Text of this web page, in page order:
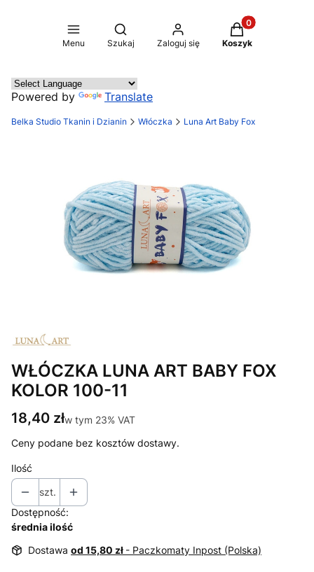
Menu
Otwórz wyszukiwarkę
Szukaj Zaloguj się
Produkty w
Koszyk
Powered by Translate
Belka Studio Tkanin i Dzianin Włóczka Luna Art Baby Fox
WŁÓCZKA LUNA ART BABY FOX
KOLOR 100-11
Cena
18,40 złw tym 23% VAT
w tym 23% VAT
Ceny podane bez kosztów dostawy.
Ilość
szt.
Dostępność:
średnia ilość
Dostawa od 15,80 zł - Paczkomaty Inpost (Polska)